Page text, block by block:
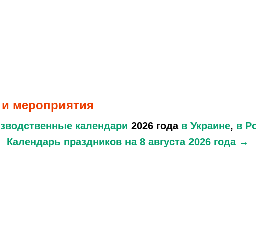
мероприятия
календари 2026 года в Украине, в
Календарь праздников на 8 августа 2026 года →